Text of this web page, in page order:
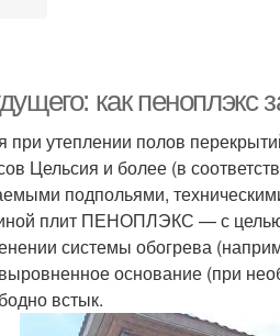
как пеноплэкс
при утеплении полов
Цельсия и более (в
подпольями,
плит ПЕНОПЛЭКС — с
системы обогрева
основание (при
встык.